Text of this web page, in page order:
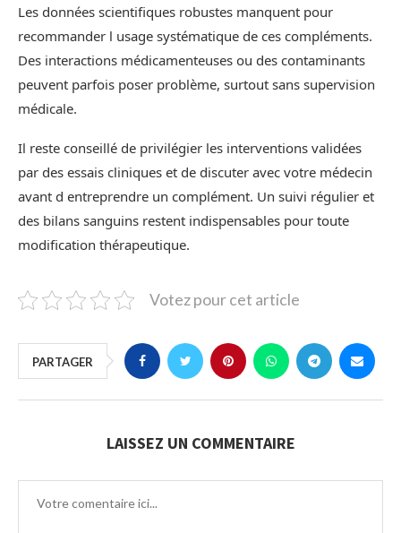
Les données scientifiques robustes manquent pour
recommander l usage systématique de ces compléments.
Des interactions médicamenteuses ou des contaminants
peuvent parfois poser problème, surtout sans supervision
médicale.
Il reste conseillé de privilégier les interventions validées
par des essais cliniques et de discuter avec votre médecin
avant d entreprendre un complément. Un suivi régulier et
des bilans sanguins restent indispensables pour toute
modification thérapeutique.
Votez pour cet article
PARTAGER
LAISSEZ UN COMMENTAIRE